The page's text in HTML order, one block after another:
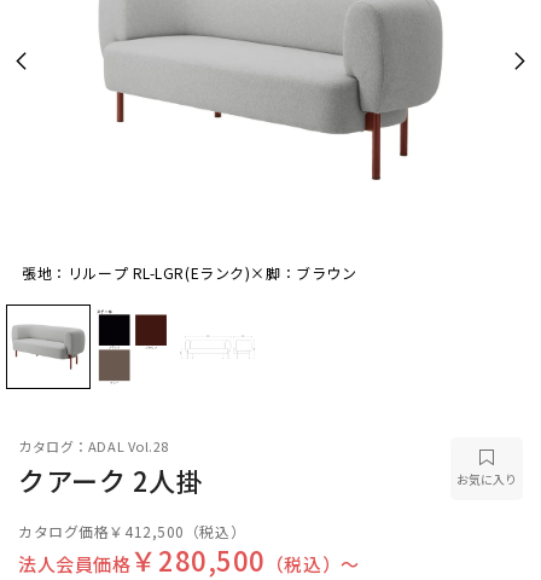
張地：リループ RL-LGR(Eランク)×脚：ブラウン
張地：リループ RL-LGR(Eランク)×脚：ブラウン
カタログ：ADAL Vol.28
クアーク 2人掛 お気に入り
カタログ価格￥412,500 （税込）
法人会員価格￥280,500 （税込）〜